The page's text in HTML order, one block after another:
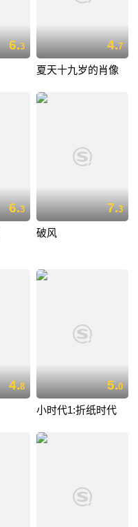
6.3 4.7
夏天十九岁的肖像
6.3 7.3
破风
4.8 5.0
小时代1:折纸时代